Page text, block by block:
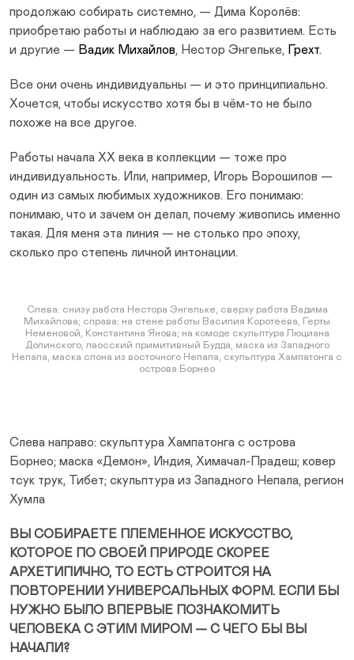
продолжаю собирать системно, — Дима Королёв:
приобретаю работы и наблюдаю за его развитием. Есть
и другие — Вадик Михайлов, Нестор Энгельке, Грехт.
Все они очень индивидуальны — и это принципиально.
Хочется, чтобы искусство хотя бы в чём-то не было
похоже на все другое.
Работы начала XX века в коллекции — тоже про
индивидуальность. Или, например, Игорь Ворошилов —
один из самых любимых художников. Его понимаю:
понимаю, что и зачем он делал, почему живопись именно
такая. Для меня эта линия — не столько про эпоху,
сколько про степень личной интонации.
Слева: снизу работа Нестора Энгельке, сверху работа Вадима
Михайлова; справа: на стене работы Василия Коротеева, Герты
Неменовой, Константина Янова; на комоде скульптура Люциана
Долинского, лаосский примитивный Будда, маска из Западного
Непала, маска слона из восточного Непала, скульптура Хампатонга с
острова Борнео
Слева направо: скульптура Хампатонга с острова
Борнео; маска «Демон», Индия, Химачал-Прадеш; ковер
тсук трук, Тибет; скульптура из Западного Непала, регион
Хумла
ВЫ СОБИРАЕТЕ ПЛЕМЕННОЕ ИСКУССТВО,
КОТОРОЕ ПО СВОЕЙ ПРИРОДЕ СКОРЕЕ
АРХЕТИПИЧНО, ТО ЕСТЬ СТРОИТСЯ НА
ПОВТОРЕНИИ УНИВЕРСАЛЬНЫХ ФОРМ. ЕСЛИ БЫ
НУЖНО БЫЛО ВПЕРВЫЕ ПОЗНАКОМИТЬ
ЧЕЛОВЕКА С ЭТИМ МИРОМ — С ЧЕГО БЫ ВЫ
НАЧАЛИ?